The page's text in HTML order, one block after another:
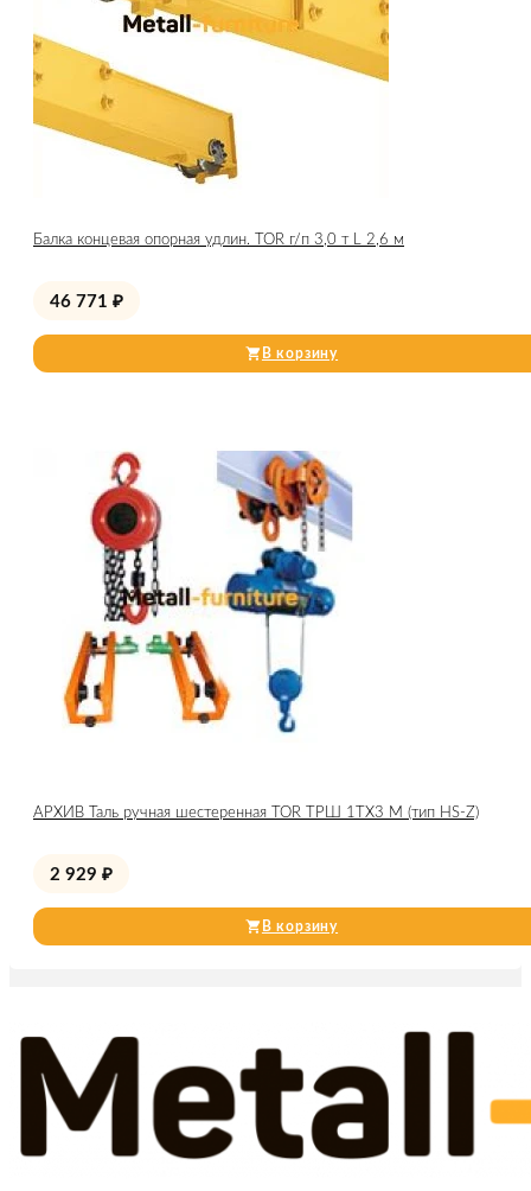
Балка концевая опорная удлин. TOR г/п 3,0 т L 2,6 м
46 771 ₽
В корзину
АРХИВ Таль ручная шестеренная TOR ТРШ 1ТХ3 М (тип HS-Z)
2 929 ₽
В корзину